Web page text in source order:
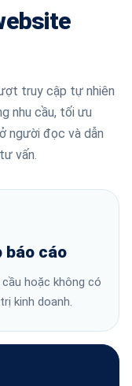
truy cập tự nhiên
nhu cầu, tối ưu
người đọc và dẫn
vấn.
báo cáo
hoặc không có
kinh doanh.